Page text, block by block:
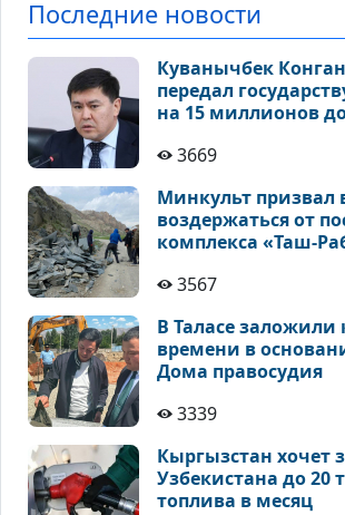
Последние новости
Куванычбек
передал
на 15 миллионов
3669
Минкульт призвал
воздержаться от
комплекса «Таш-
3567
В Таласе заложили
времени в
Дома правосудия
3339
Кыргызстан хочет
Узбекистана до 20
топлива в месяц